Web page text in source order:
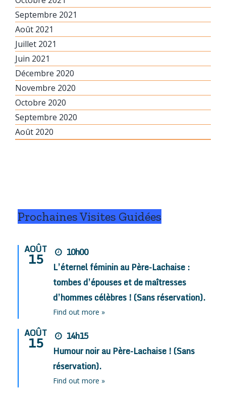
Septembre 2021
Août 2021
Juillet 2021
Juin 2021
Décembre 2020
Novembre 2020
Octobre 2020
Septembre 2020
Août 2020
Prochaines Visites Guidées
AOÛT
15
10h00
L’éternel féminin au Père-Lachaise :
tombes d’épouses et de maîtresses
d’hommes célèbres ! (Sans réservation).
Find out more »
AOÛT
15
14h15
Humour noir au Père-Lachaise ! (Sans
réservation).
Find out more »